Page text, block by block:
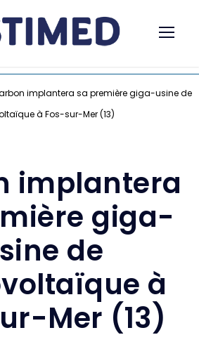
implantera sa première giga-usine de
à Fos-sur-Mer (13)
implantera
giga-
de
à
Mer (13)